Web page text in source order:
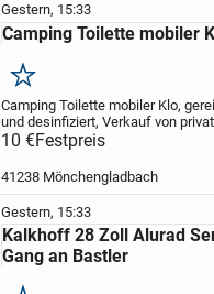
Gestern, 15:33
Camping Toilette mobiler
Merken
Camping Toilette mobiler Klo,
und desinfiziert, Verkauf von
Ausschluss jeglicher
Bringen und Versand gegen
10 €Festpreis
41238 Mönchengladbach
Gestern, 15:33
Kalkhoff 28 Zoll Alurad
Gang an Bastler